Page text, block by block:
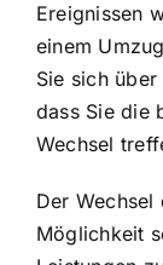
Ereignissen
einem
Sie sich
dass Sie die
Wechsel
Der
Möglichkeit